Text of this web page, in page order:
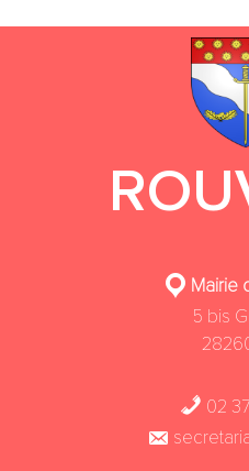
Mairie
5 bis
02